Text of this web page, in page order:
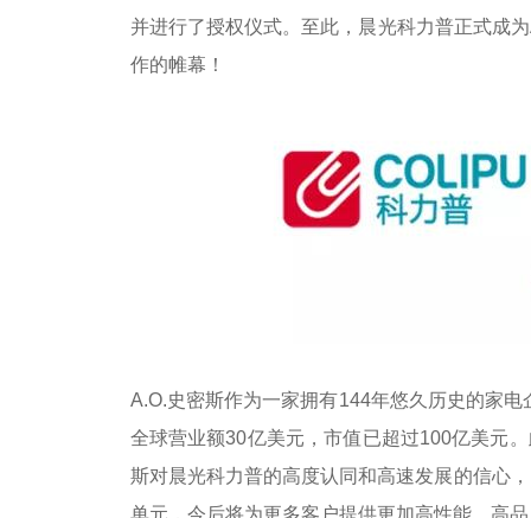
并进行了授权仪式。至此，晨光科力普正式成
作的帷幕！
A.O.史密斯作为一家拥有144年悠久历史的家
全球营业额30亿美元，市值已超过100亿美元
斯对晨光科力普的高度认同和高速发展的信心
单元，今后将为更多客户提供更加高性能、高